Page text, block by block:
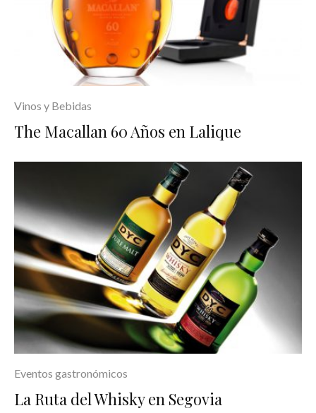
Vinos y Bebidas
The Macallan 60 Años en Lalique
Eventos gastronómicos
La Ruta del Whisky en Segovia